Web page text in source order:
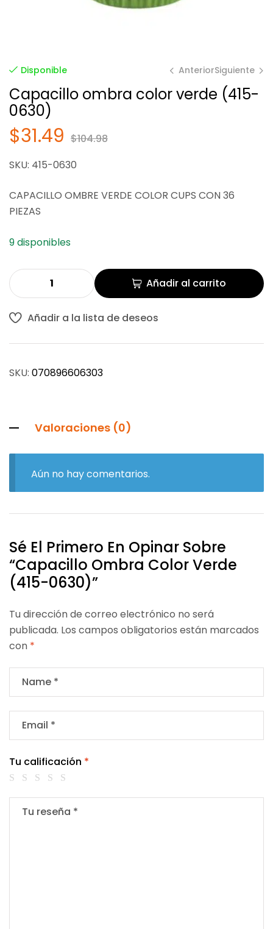
Disponible AnteriorSiguiente
Capacillo ombra color verde (415-
0630)
$104.98
$31.49
SKU: 415-0630
CAPACILLO OMBRE VERDE COLOR CUPS CON 36
PIEZAS
9 disponibles
Añadir al carrito
Añadir a la lista de deseos
SKU: 070896606303
Valoraciones (0)
Aún no hay comentarios.
Sé El Primero En Opinar Sobre
“Capacillo Ombra Color Verde
(415-0630)”
Tu dirección de correo electrónico no será
publicada. Los campos obligatorios están marcados
con *
Tu calificación *